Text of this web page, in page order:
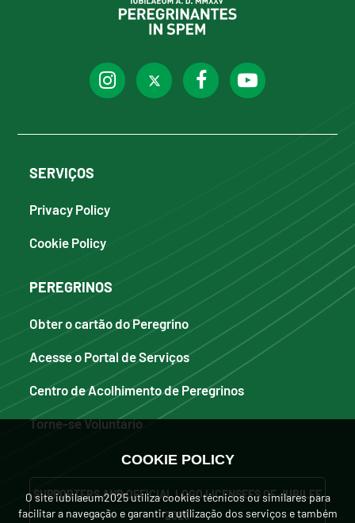
SERVIÇOS
Privacy Policy
Cookie Policy
PEREGRINOS
Obter o cartão do Peregrino
Acesse o Portal de Serviços
Centro de Acolhimento de Peregrinos
Torne-se Voluntário
SUPPORTERS AND OFFICIAL LOGO LICENSEES OF JUBILEE
2025
COOKIE POLICY
O site iubilaeum2025 utiliza cookies técnicos ou similares para
facilitar a navegação e garantir a utilização dos serviços e também